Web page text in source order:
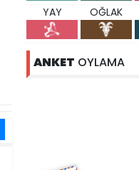
YAY OĞLAK
ANKET OYLAMA